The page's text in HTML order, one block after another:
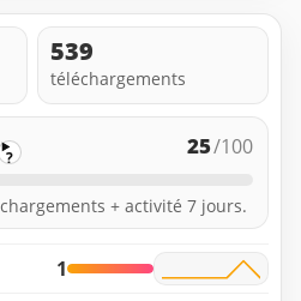
539
téléchargements
? 25/100
+ activité 7 jours.
1